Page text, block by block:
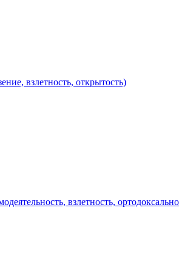
взлетность, открытость)
взлетность,